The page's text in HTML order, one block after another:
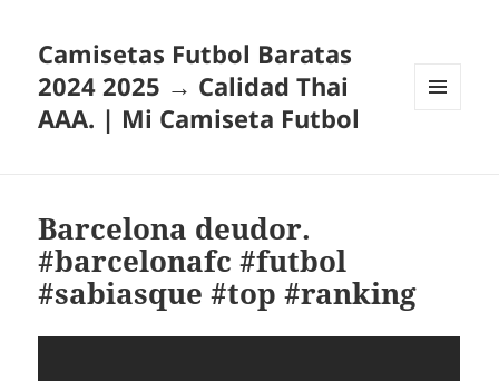
Camisetas Futbol Baratas
2024 2025 → Calidad Thai
AAA. | Mi Camiseta Futbol
Barcelona deudor.
#barcelonafc #futbol
#sabiasque #top #ranking